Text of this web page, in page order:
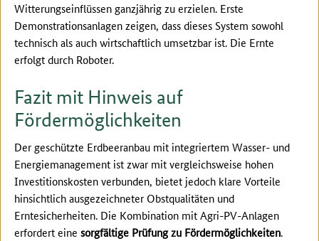
Witterungseinflüssen ganzjährig zu erzielen. Erste
Demonstrationsanlagen zeigen, dass dieses System sowohl
technisch als auch wirtschaftlich umsetzbar ist. Die Ernte
erfolgt durch Roboter.
Fazit mit Hinweis auf
Fördermöglichkeiten
Der geschützte Erdbeeranbau mit integriertem Wasser- und
Energiemanagement ist zwar mit vergleichsweise hohen
Investitionskosten verbunden, bietet jedoch klare Vorteile
hinsichtlich ausgezeichneter Obstqualitäten und
Erntesicherheiten. Die Kombination mit Agri-PV-Anlagen
erfordert eine sorgfältige Prüfung zu Fördermöglichkeiten.